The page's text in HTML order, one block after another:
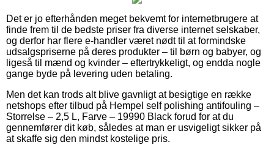
Det er jo efterhånden meget bekvemt for internetbrugere at
finde frem til de bedste priser fra diverse internet selskaber,
og derfor har flere e-handler været nødt til at formindske
udsalgspriserne på deres produkter – til børn og babyer, og
ligeså til mænd og kvinder – eftertrykkeligt, og endda nogle
gange byde på levering uden betaling.
Men det kan trods alt blive gavnligt at besigtige en række
netshops efter tilbud på Hempel self polishing antifouling –
Storrelse – 2,5 L, Farve – 19990 Black forud for at du
gennemfører dit køb, således at man er usvigeligt sikker på
at skaffe sig den mindst kostelige pris.